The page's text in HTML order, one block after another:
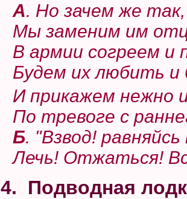
А. Но зачем же
Мы заменим им
В армии согреем и
Будем их любить и
И прикажем нежно
По тревоге с
Б. "Взвод!
Лечь! Отжаться!
4. Подводная